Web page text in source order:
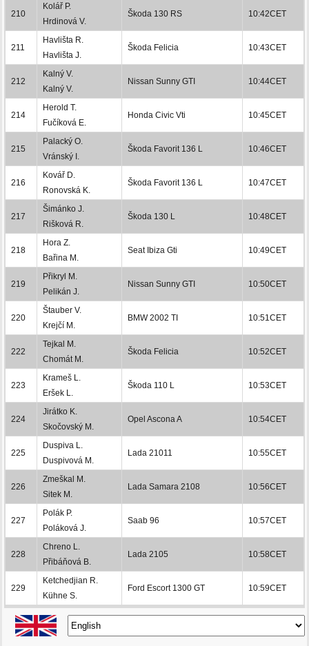
210
Kolář P.
Hrdinová V.
Škoda 130 RS 10:42CET
211
Havlišta R.
Havlišta J.
Škoda Felicia 10:43CET
212
Kalný V.
Kalný V.
Nissan Sunny GTI 10:44CET
214
Herold T.
Fučíková E.
Honda Civic Vti 10:45CET
215
Palacký O.
Vránský I.
Škoda Favorit 136 L 10:46CET
216
Kovář D.
Ronovská K.
Škoda Favorit 136 L 10:47CET
217
Šimánko J.
Rišková R.
Škoda 130 L 10:48CET
218
Hora Z.
Bařina M.
Seat Ibiza Gti 10:49CET
219
Přikryl M.
Pelikán J.
Nissan Sunny GTI 10:50CET
220
Štauber V.
Krejčí M.
BMW 2002 TI 10:51CET
222
Tejkal M.
Chomát M.
Škoda Felicia 10:52CET
223
Krameš L.
Eršek L.
Škoda 110 L 10:53CET
224
Jirátko K.
Skočovský M.
Opel Ascona A 10:54CET
225
Duspiva L.
Duspivová M.
Lada 21011 10:55CET
226
Zmeškal M.
Sitek M.
Lada Samara 2108 10:56CET
227
Polák P.
Poláková J.
Saab 96 10:57CET
228
Chreno L.
Přibáňová B.
Lada 2105 10:58CET
229
Ketchedjian R.
Kühne S.
Ford Escort 1300 GT 10:59CET